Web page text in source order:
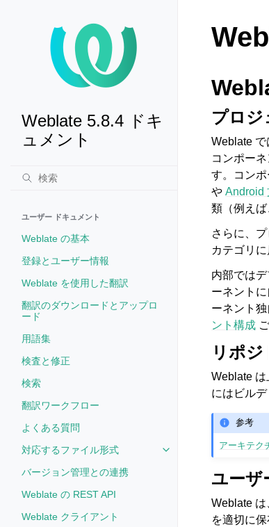
Weblate 5.8.4 ドキ
ュメント
ユーザー ドキュメント
Weblate の基本
登録とユーザー情報
Weblate を使用した翻訳
翻訳のダウンロードとアップロ
ード
用語集
検査と修正
検索
翻訳ワークフロー
よくある質問
対応するファイル形式
Toggle navigation of 対
バージョン管理との連携
Weblate の REST API
Weblate クライアント
プロジ
Weblate
コンポー
す。コン
や Android
類（例え
さらに、
カテゴリ
内部では
ーネント
ーネント
ント構成
リポ
Weblate は
にはビル
参考
アーキテク
ユーザ
Weblate
を適切に